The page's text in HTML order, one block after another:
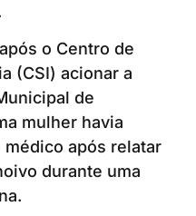
o Centro de
(CSI) acionar a
de
mulher havia
após relatar
durante uma